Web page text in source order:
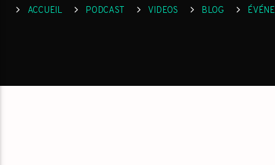
ACCUEIL PODCAST VIDEOS BLOG